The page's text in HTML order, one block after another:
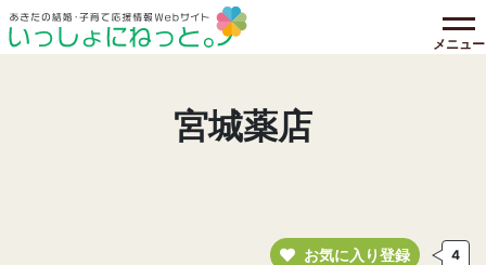
メニュー
宮城薬店
お気に入り登録 4